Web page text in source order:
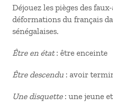
Déjouez les pièges des
déformations du français
sénégalaises.
Être en état: être enceinte
Être descendu : avoir
Une disquette: une jeune